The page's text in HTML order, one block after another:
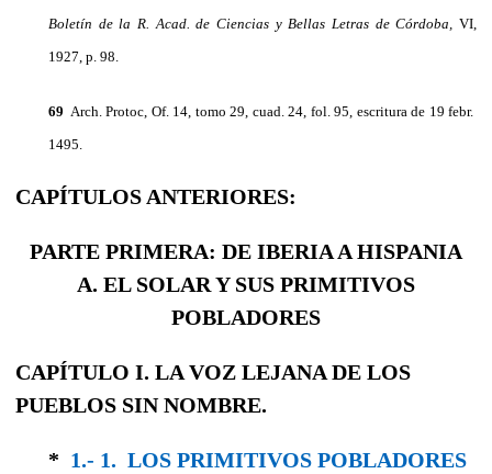
Boletín de la R. Acad. de Ciencias y Bellas Letras de Córdoba, VI,
1927, p. 98.
69 Arch. Protoc, Of. 14, tomo 29, cuad. 24, fol. 95, escritura de 19 febr.
1495.
CAPÍTULOS ANTERIORES:
PARTE PRIMERA: DE IBERIA A HISPANIA
A. EL SOLAR Y SUS PRIMITIVOS
POBLADORES
CAPÍTULO I. LA VOZ LEJANA DE LOS
PUEBLOS SIN NOMBRE.
* 1.- 1. LOS PRIMITIVOS POBLADORES